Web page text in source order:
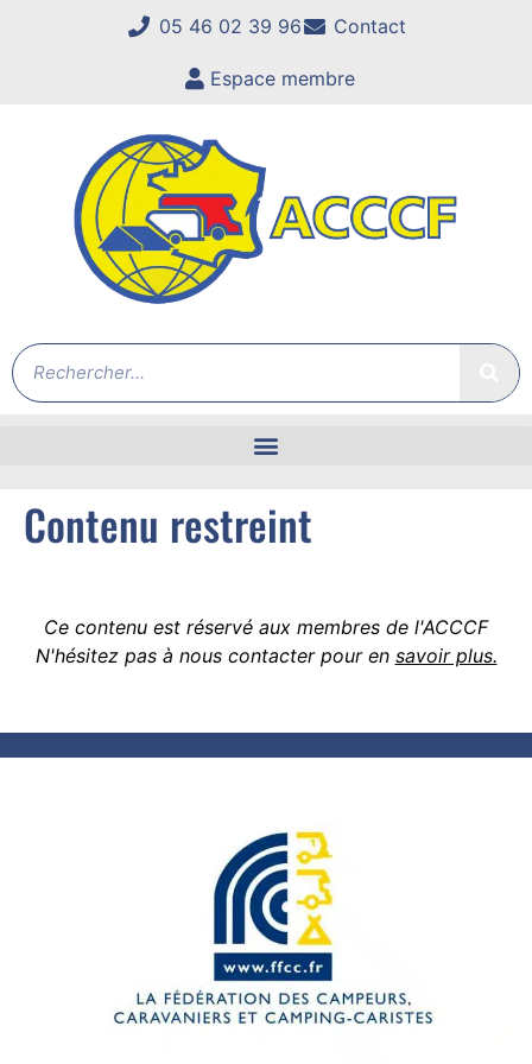
05 46 02 39 96 Contact
Espace membre
Contenu restreint
Ce contenu est réservé aux membres de l'ACCCF
N'hésitez pas à nous contacter pour en savoir plus.